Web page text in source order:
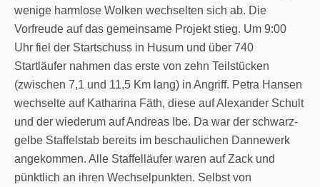
wenige harmlose Wolken wechselten sich ab. Die
Vorfreude auf das gemeinsame Projekt stieg. Um 9:00
Uhr fiel der Startschuss in Husum und über 740
Startläufer nahmen das erste von zehn Teilstücken
(zwischen 7,1 und 11,5 Km lang) in Angriff. Petra Hansen
wechselte auf Katharina Fäth, diese auf Alexander Schult
und der wiederum auf Andreas Ibe. Da war der schwarz-
gelbe Staffelstab bereits im beschaulichen Dannewerk
angekommen. Alle Staffelläufer waren auf Zack und
pünktlich an ihren Wechselpunkten. Selbst von